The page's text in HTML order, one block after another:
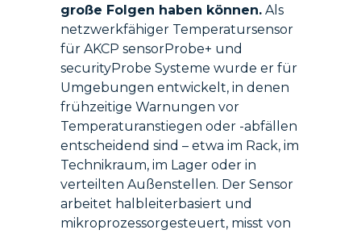
große Folgen haben können.Als
netzwerkfähiger Temperatursensor
für AKCP sensorProbe+ und
securityProbe Systeme wurde er für
Umgebungen entwickelt, in denen
frühzeitige Warnungen vor
Temperaturanstiegen oder -abfällen
entscheidend sind – etwa im Rack, im
Technikraum, im Lager oder in
verteilten Außenstellen. Der Sensor
arbeitet halbleiterbasiert und
mikroprozessorgesteuert, misst von